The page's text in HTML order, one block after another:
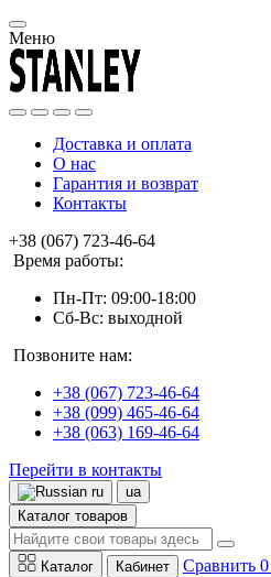
Меню
Доставка и оплата
О нас
Гарантия и возврат
Контакты
+38 (067) 723-46-64
Время работы:
Пн-Пт: 09:00-18:00
Сб-Вс: выходной
Позвоните нам:
+38 (067) 723-46-64
+38 (099) 465-46-64
+38 (063) 169-46-64
Перейти в контакты
ru
ua
Каталог товаров
Каталог Кабинет Сравнить 0